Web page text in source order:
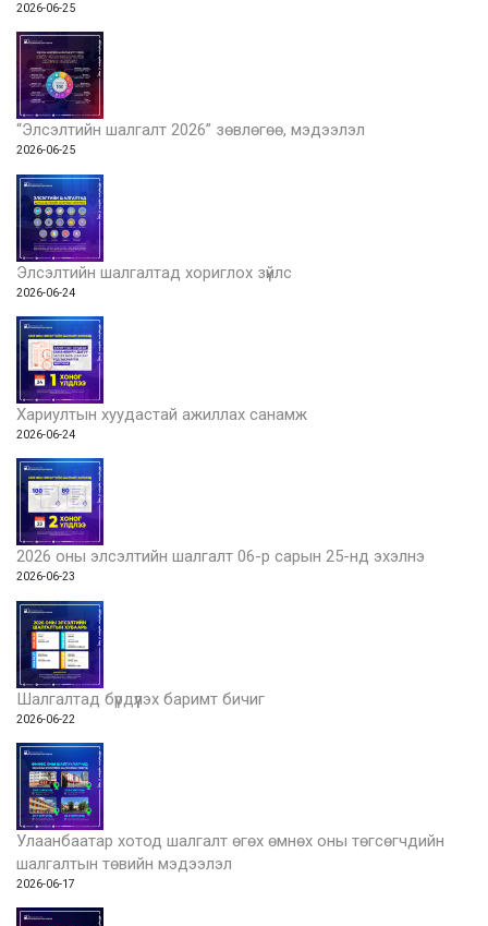
2026-06-25
“Элсэлтийн шалгалт 2026” зөвлөгөө, мэдээлэл
2026-06-25
Элсэлтийн шалгалтад хориглох зүйлс
2026-06-24
Хариултын хуудастай ажиллах санамж
2026-06-24
2026 оны элсэлтийн шалгалт 06-р сарын 25-нд эхэлнэ
2026-06-23
Шалгалтад бүрдүүлэх баримт бичиг
2026-06-22
Улаанбаатар хотод шалгалт өгөх өмнөх оны төгсөгчдийн
шалгалтын төвийн мэдээлэл
2026-06-17